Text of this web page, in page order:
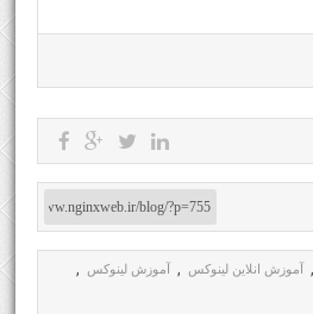
, آموزش انلاین لینوکس , آموزش لینوکس ,